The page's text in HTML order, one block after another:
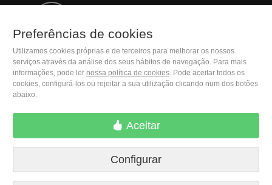
M. Moleiro Editor, S.A.
Travesera de Gracia, 17
E08021 Barcelona (Spain)
Preferências de cookies
Utilizamos cookies próprias e de terceiros para melhorar os nossos
serviços através da análise dos seus hábitos de navegação. Para mais
informações, pode ler nossa política de cookies. Pode aceitar todos os
cookies, configurá-los ou rejeitar a sua utilização clicando num dos botões
abaixo.
Aceitar
Configurar